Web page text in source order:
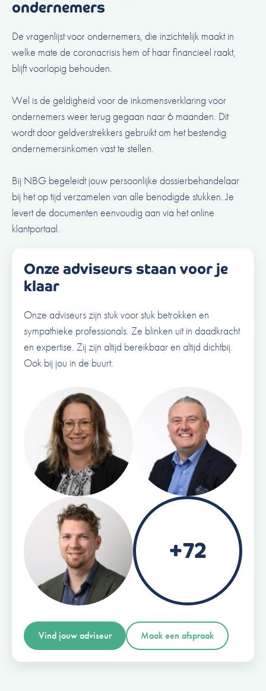
ondernemers
De vragenlijst voor ondernemers, die inzichtelijk maakt in
welke mate de coronacrisis hem of haar financieel raakt,
blijft voorlopig behouden.
Wel is de geldigheid voor de inkomensverklaring voor
ondernemers weer terug gegaan naar 6 maanden. Dit
wordt door geldverstrekkers gebruikt om het bestendig
ondernemersinkomen vast te stellen.
Bij NBG begeleidt jouw persoonlijke dossierbehandelaar
bij het op tijd verzamelen van alle benodigde stukken. Je
levert de documenten eenvoudig aan via het online
klantportaal.
Onze adviseurs staan voor je
klaar
Onze adviseurs zijn stuk voor stuk betrokken en
sympathieke professionals. Ze blinken uit in daadkracht
en expertise. Zij zijn altijd bereikbaar en altijd dichtbij.
Ook bij jou in de buurt.
+72
Vind jouw adviseur Maak een afspraak